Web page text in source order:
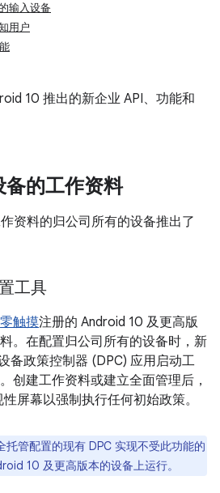
输入设备
用户
10 推出的新企业 API、功能和
的工作资料
资料的归公司所有的设备推出了
工具
零触摸注册的 Android 10 及更高版
。在配置归公司所有的设备时，新
备政策控制器 (DPC) 应用启动工
创建工作资料或建立全面管理后，
屏幕以强制执行任何初始政策。
托管配置的现有 DPC 实现不受此功能的
10 及更高版本的设备上运行。